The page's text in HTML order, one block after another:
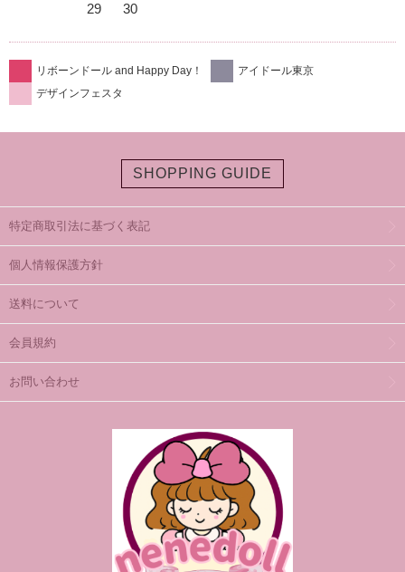
29 30
リボーンドール and Happy Day！
アイドール東京
デザインフェスタ
SHOPPING GUIDE
特定商取引法に基づく表記
個人情報保護方針
送料について
会員規約
お問い合わせ